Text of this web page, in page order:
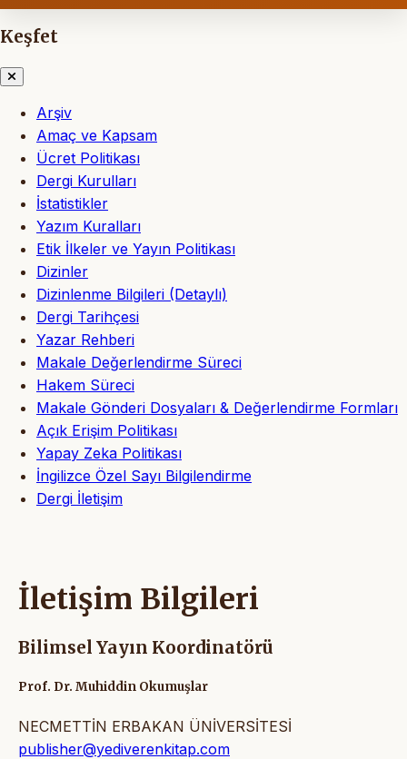
Keşfet
Arşiv
Amaç ve Kapsam
Ücret Politikası
Dergi Kurulları
İstatistikler
Yazım Kuralları
Etik İlkeler ve Yayın Politikası
Dizinler
Dizinlenme Bilgileri (Detaylı)
Dergi Tarihçesi
Yazar Rehberi
Makale Değerlendirme Süreci
Hakem Süreci
Makale Gönderi Dosyaları & Değerlendirme Formları
Açık Erişim Politikası
Yapay Zeka Politikası
İngilizce Özel Sayı Bilgilendirme
Dergi İletişim
İletişim Bilgileri
Bilimsel Yayın Koordinatörü
Prof. Dr. Muhiddin Okumuşlar
NECMETTİN ERBAKAN ÜNİVERSİTESİ
publisher@yediverenkitap.com